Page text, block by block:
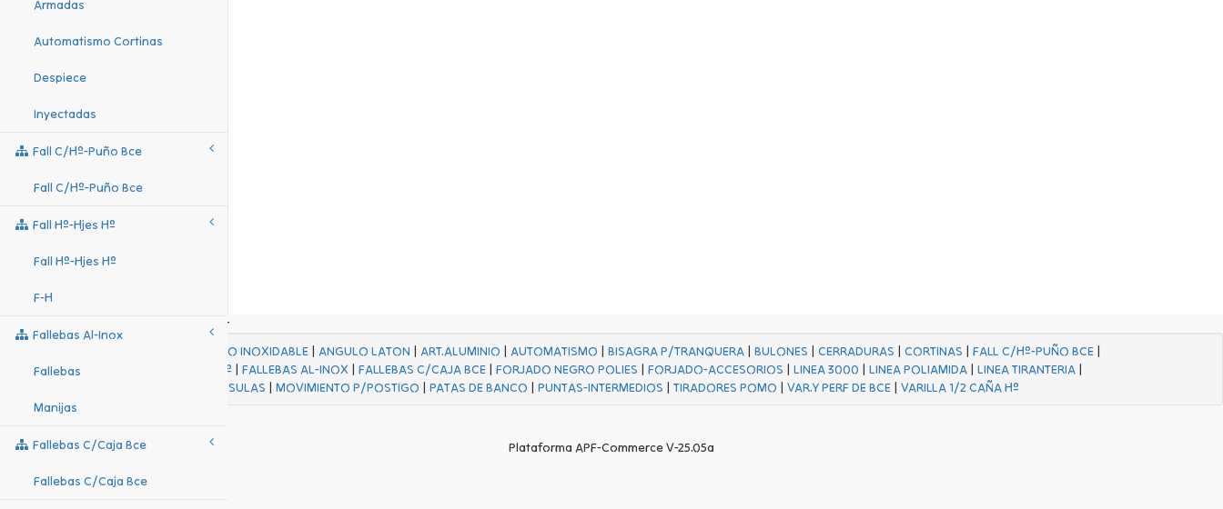
Armadas
Automatismo Cortinas
Despiece
Inyectadas
Fall C/hº-Puño Bce
Fall C/hº-Puño Bce
Fall Hº-Hjes Hº
Fall Hº-Hjes Hº
F-H
Fallebas Al-Inox
Fallebas
Manijas
Fallebas C/caja Bce
Fallebas C/caja Bce
ACERO INOXIDABLE| ANGULO LATON | ART.ALUMINIO | AUTOMATISMO | BISAGRA P/TRANQUERA| BULONES | CERRADURAS | CORTINAS | FALL C/Hº-PUÑO BCE|
FALL Hº-HJES Hº |FALLEBAS AL-INOX |FALLEBAS C/CAJA BCE |FORJADO NEGRO POLIES |FORJADO-ACCESORIOS |LINEA 3000 |LINEA POLIAMIDA |LINEA TIRANTERIA |
MENSULAS | MOVIMIENTO P/POSTIGO | PATAS DE BANCO | PUNTAS-INTERMEDIOS | TIRADORES POMO | VAR.Y PERF DE BCE| VARILLA 1/2 CAÑA Hº
Plataforma APF-Commerce V-25.05a